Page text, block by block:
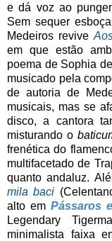
e dá voz ao
Sem sequer
Medeiros revive
em que estão
poema de Sophia
musicado pela
de autoria de
musicais, mas se
disco, a cantora
misturando o
frenética do
multifacetado de
quanto andaluz.
mila baci
alto em Pássaros
Legendary
minimalista faixa